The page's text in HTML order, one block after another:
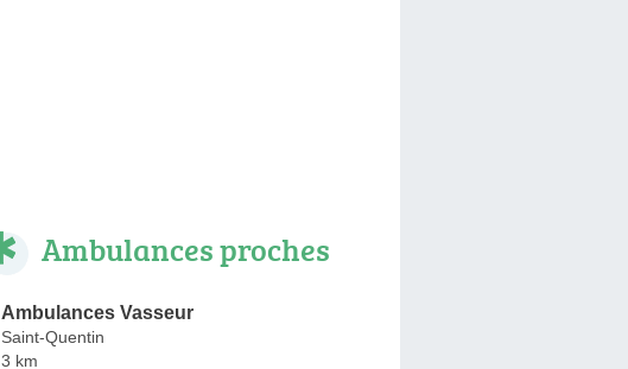
Ambulances proches
Ambulances Vasseur
Saint-Quentin
3 km